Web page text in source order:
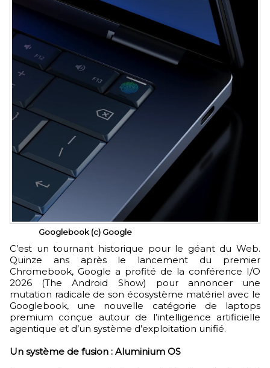
Googlebook (c) Google
C’est un tournant historique pour le géant du Web.
Quinze ans après le lancement du premier
Chromebook, Google a profité de la conférence I/O
2026 (The Android Show) pour annoncer une
mutation radicale de son écosystème matériel avec le
Googlebook, une nouvelle catégorie de laptops
premium conçue autour de l’intelligence artificielle
agentique et d’un système d’exploitation unifié.
Un système de fusion : Aluminium OS